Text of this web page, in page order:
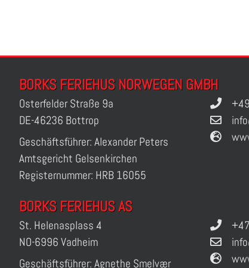
BORKS FERIEHUS NORWEGEN GMBH
Osterfelder Straße 9a
DE-46236 Bottrop
Geschäftsführer: Alexander Peters
Amtsgericht Gelsenkirchen
Registernummer: HRB 16055
BORKS FERIEHUS AS
St. Helenasplass 4
NO-6996 Vadheim
Geschäftsführer: Agnethe Smelvær